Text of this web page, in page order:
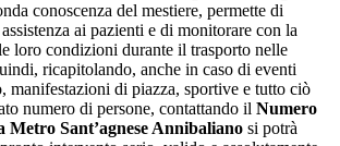
conoscenza del mestiere, permette di
ai pazienti e di monitorare con la
loro condizioni durante il trasporto nelle
ricapitolando, anche in caso di eventi
manifestazioni di piazza, sportive e tutto ciò
numero di persone, contattando il Numero
Sant’agnese Annibaliano si potrà